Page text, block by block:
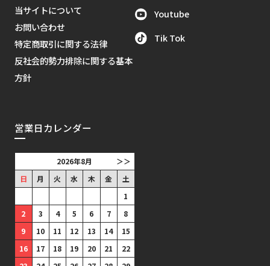
当サイトについて
お問い合わせ
特定商取引に関する法律
反社会的勢力排除に関する基本
方針
Youtube
Tik Tok
営業日カレンダー
＞＞
2026年8月
日
月 火 水 木 金
土
1
2
3 4 5 6 7
8
9
10 11 12 13 14
15
16
17 18 19 20 21
22